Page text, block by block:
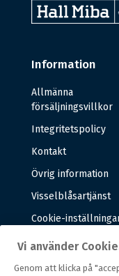
Information
Allmänna
försäljningsvillkor
Integritetspolicy
Kontakt
Övrig information
Visselblåsartjänst
Cookie-
Vi använder
Genom att klicka på